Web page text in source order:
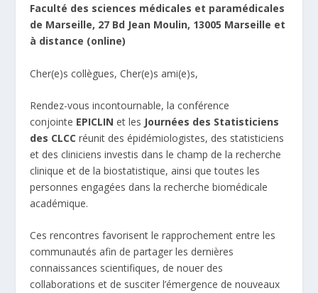
Faculté des sciences médicales et paramédicales
de Marseille, 27 Bd Jean Moulin, 13005 Marseille et
à distance (online)
Cher(e)s collègues, Cher(e)s ami(e)s,
Rendez-vous incontournable, la conférence
conjointe EPICLIN et les Journées des Statisticiens
des CLCC réunit des épidémiologistes, des statisticiens
et des cliniciens investis dans le champ de la recherche
clinique et de la biostatistique, ainsi que toutes les
personnes engagées dans la recherche biomédicale
académique.
Ces rencontres favorisent le rapprochement entre les
communautés afin de partager les dernières
connaissances scientifiques, de nouer des
collaborations et de susciter l’émergence de nouveaux